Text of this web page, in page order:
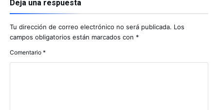
Deja una respuesta
Tu dirección de correo electrónico no será publicada. Los
campos obligatorios están marcados con *
Comentario *